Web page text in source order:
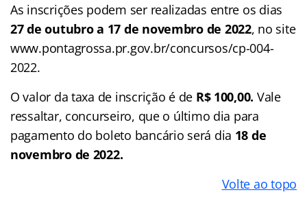
As inscrições podem ser realizadas entre os dias
27 de outubro a 17 de novembro de 2022, no site
www.pontagrossa.pr.gov.br/concursos/cp-004-
2022.
O valor da taxa de inscrição é de R$ 100,00. Vale
ressaltar, concurseiro, que o último dia para
pagamento do boleto bancário será dia 18 de
novembro de 2022.
Volte ao topo